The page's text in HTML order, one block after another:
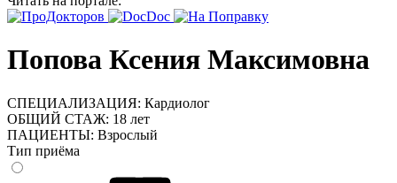
Попова Ксения Максимовна
СПЕЦИАЛИЗАЦИЯ: Кардиолог
ОБЩИЙ СТАЖ: 18 лет
ПАЦИЕНТЫ: Взрослый
Тип приёма